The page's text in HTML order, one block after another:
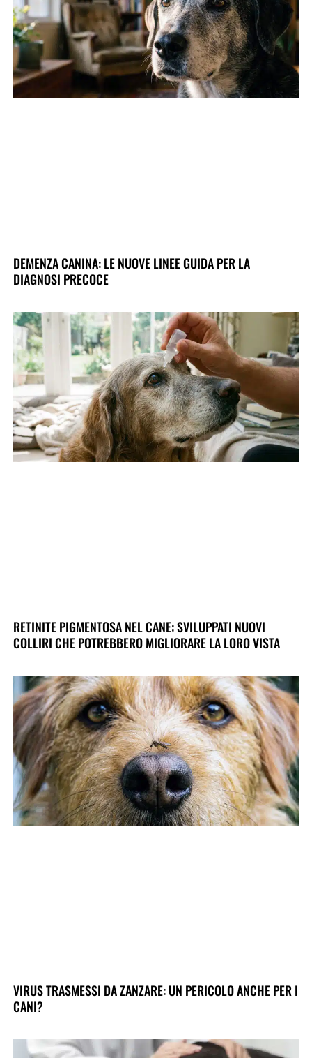
DEMENZA CANINA: LE NUOVE LINEE GUIDA PER LA
DIAGNOSI PRECOCE
RETINITE PIGMENTOSA NEL CANE: SVILUPPATI NUOVI
COLLIRI CHE POTREBBERO MIGLIORARE LA LORO VISTA
VIRUS TRASMESSI DA ZANZARE: UN PERICOLO ANCHE PER I
CANI?